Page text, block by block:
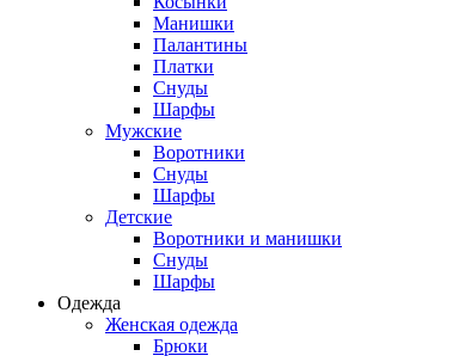
Манишки
Палантины
Платки
Снуды
Шарфы
Мужские
Воротники
Снуды
Шарфы
Детские
Воротники и манишки
Снуды
Шарфы
Одежда
Женская одежда
Брюки